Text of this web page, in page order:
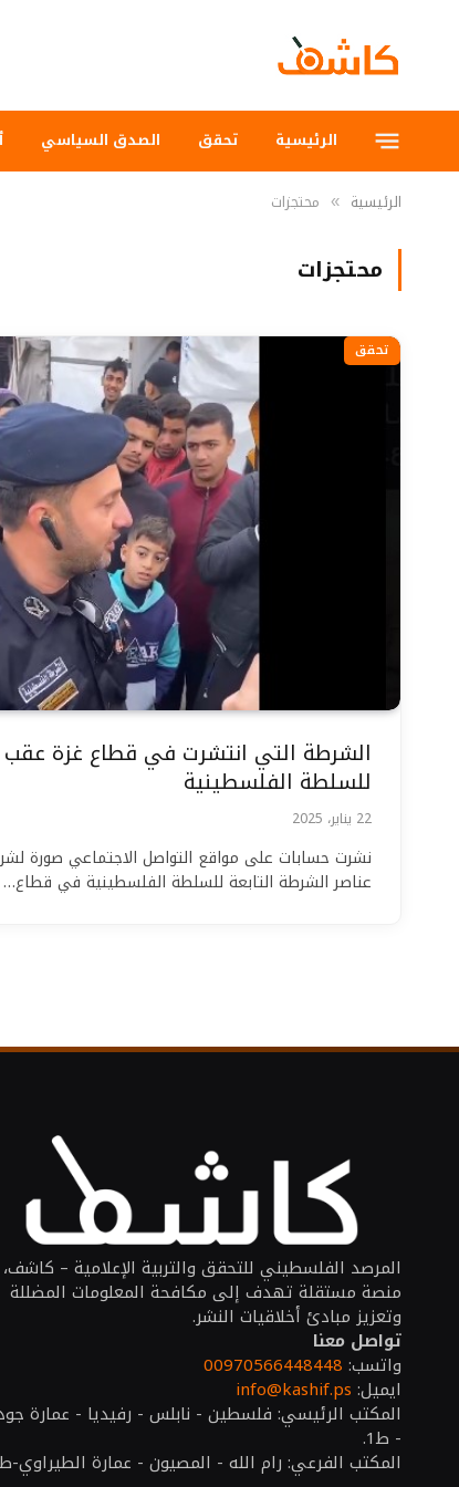
الرئيسية تحقق الصدق السياسي
الرئيسية » محتجزات
محتجزات
تحقق
الشرطة التي انتشرت في قطاع غزة عقب
للسلطة الفلسطينية
22 يناير، 2025
نشرت حسابات على مواقع التواصل الاجتماعي صورة
عناصر الشرطة التابعة للسلطة الفلسطينية في قطاع…
المرصد الفلسطيني للتحقق والتربية الإعلامية – كاشف،
منصة مستقلة تهدف إلى مكافحة المعلومات المضللة
وتعزيز مبادئ أخلاقيات النشر.
تواصل معنا
واتسب: 00970566448448
ايميل: info@kashif.ps
المكتب الرئيسي: فلسطين - نابلس - رفيديا - عمارة
- ط1.
المكتب الفرعي: رام الله - المصيون - عمارة الطيراوي-ط1.